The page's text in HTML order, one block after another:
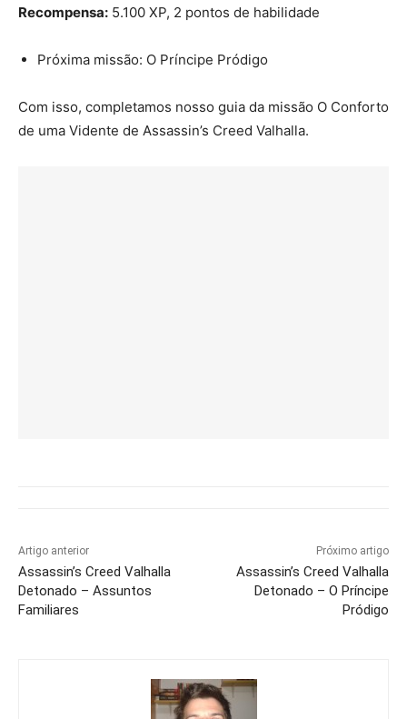
Recompensa: 5.100 XP, 2 pontos de habilidade
Próxima missão: O Príncipe Pródigo
Com isso, completamos nosso guia da missão O Conforto
de uma Vidente de Assassin’s Creed Valhalla.
Artigo anterior
Assassin’s Creed Valhalla
Detonado – Assuntos
Familiares
Próximo artigo
Assassin’s Creed Valhalla
Detonado – O Príncipe
Pródigo